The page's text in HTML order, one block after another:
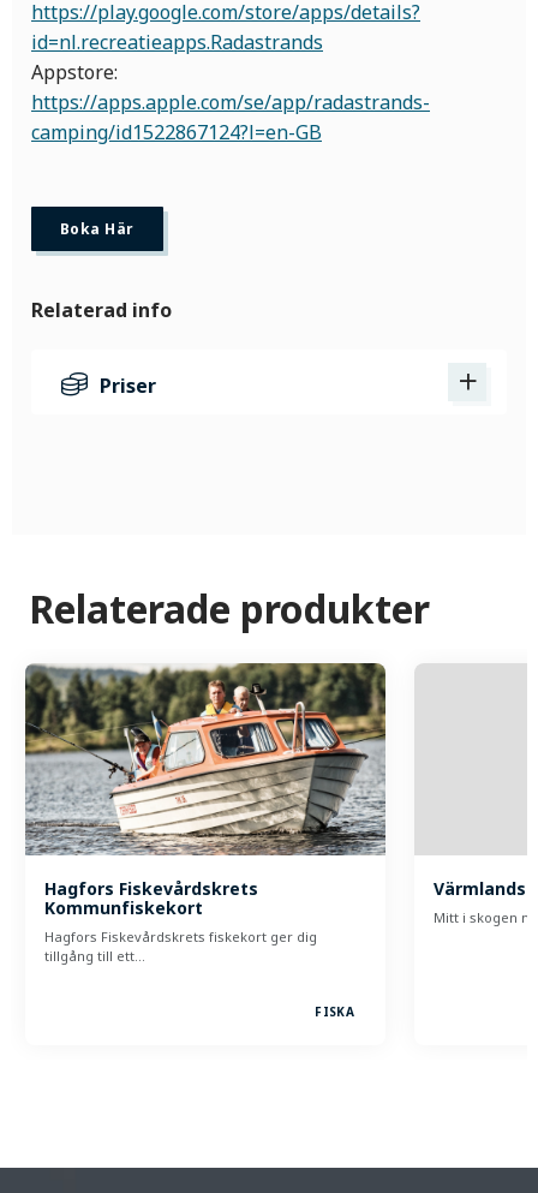
https://play.google.com/store/apps/details?
id=nl.recreatieapps.Radastrands
Appstore:
https://apps.apple.com/se/app/radastrands-
camping/id1522867124?l=en-GB
Boka Här
Relaterad info
Priser
Relaterade produkter
Hagfors Fiskevårdskrets
Kommunfiskekort
Hagfors Fiskevårdskrets fiskekort ger dig
tillgång till ett…
FISKA
Värmlands
Mitt i skogen